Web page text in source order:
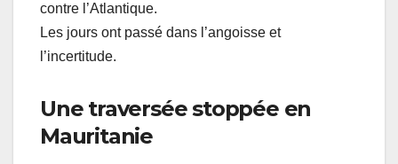
contre l’Atlantique.
Les jours ont passé dans l’angoisse et
l’incertitude.
Une traversée stoppée en
Mauritanie